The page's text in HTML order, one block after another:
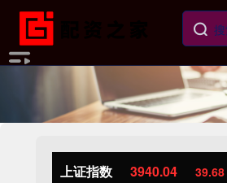
上证指数 3940.04 39.68